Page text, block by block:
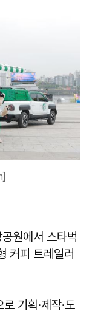
원에서 스타벅
커피 트레일러
기획·제작·도